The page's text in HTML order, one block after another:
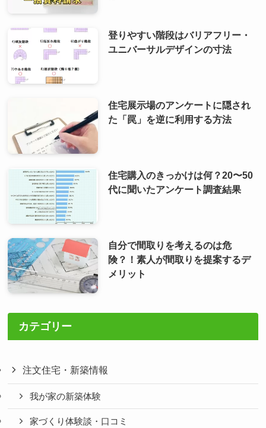
登りやすい階段はバリアフリー・
ユニバーサルデザインの寸法
住宅展示場のアンケートに隠され
た「罠」を逆に利用する方法
住宅購入のきっかけは何？20〜50
代に聞いたアンケート調査結果
自分で間取りを考えるのは危
険？！素人が間取りを提案するデ
メリット
カテゴリー
注文住宅・新築情報
我が家の新築体験
家づくり体験談・口コミ